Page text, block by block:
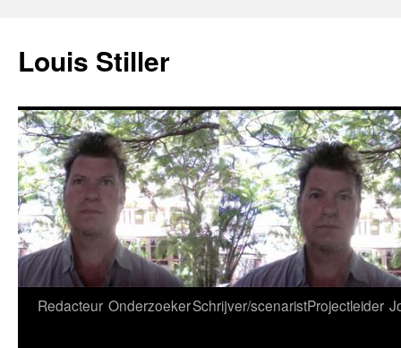
inhoud
Louis Stiller
Redacteur OnderzoekerSchrijver/scenaristProjectleider